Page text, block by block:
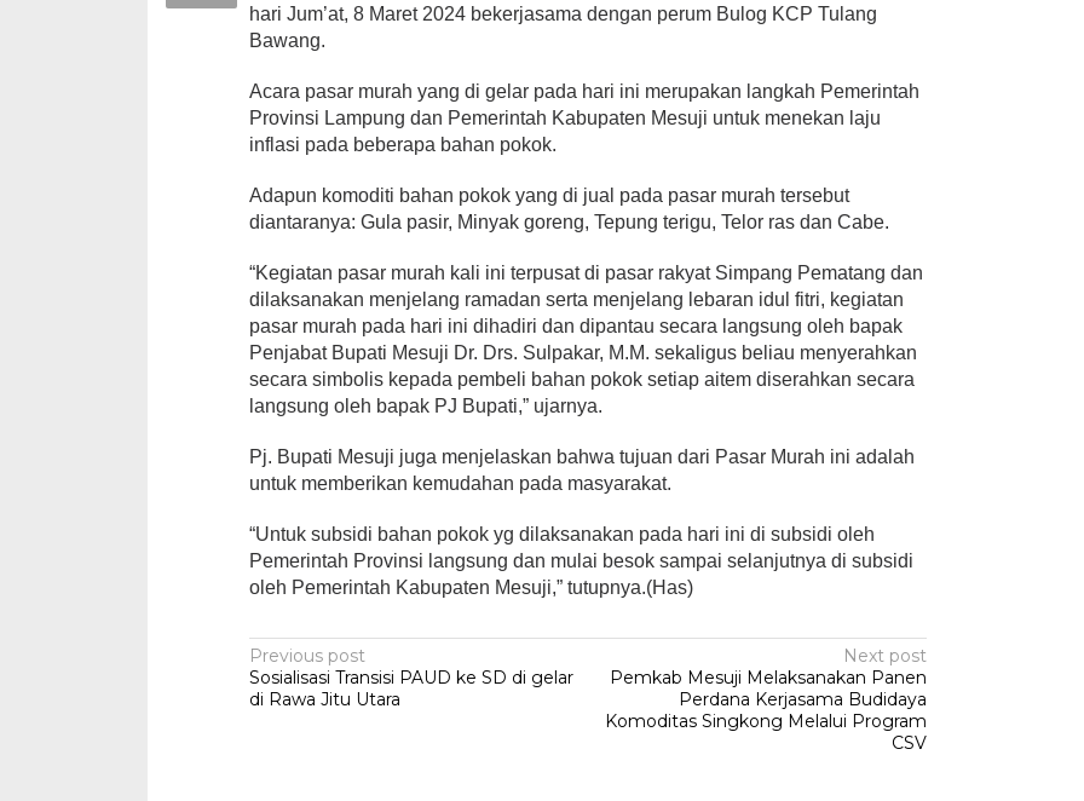
hari Jum’at, 8 Maret 2024 bekerjasama dengan perum Bulog KCP Tulang
Bawang.
Acara pasar murah yang di gelar pada hari ini merupakan langkah Pemerintah
Provinsi Lampung dan Pemerintah Kabupaten Mesuji untuk menekan laju
inflasi pada beberapa bahan pokok.
Adapun komoditi bahan pokok yang di jual pada pasar murah tersebut
diantaranya: Gula pasir, Minyak goreng, Tepung terigu, Telor ras dan Cabe.
“Kegiatan pasar murah kali ini terpusat di pasar rakyat Simpang Pematang dan
dilaksanakan menjelang ramadan serta menjelang lebaran idul fitri, kegiatan
pasar murah pada hari ini dihadiri dan dipantau secara langsung oleh bapak
Penjabat Bupati Mesuji Dr. Drs. Sulpakar, M.M. sekaligus beliau menyerahkan
secara simbolis kepada pembeli bahan pokok setiap aitem diserahkan secara
langsung oleh bapak PJ Bupati,” ujarnya.
Pj. Bupati Mesuji juga menjelaskan bahwa tujuan dari Pasar Murah ini adalah
untuk memberikan kemudahan pada masyarakat.
“Untuk subsidi bahan pokok yg dilaksanakan pada hari ini di subsidi oleh
Pemerintah Provinsi langsung dan mulai besok sampai selanjutnya di subsidi
oleh Pemerintah Kabupaten Mesuji,” tutupnya.(Has)
Post
navigation
Previous post
Sosialisasi Transisi PAUD ke SD di gelar
di Rawa Jitu Utara
Next post
Pemkab Mesuji Melaksanakan Panen
Perdana Kerjasama Budidaya
Komoditas Singkong Melalui Program
CSV